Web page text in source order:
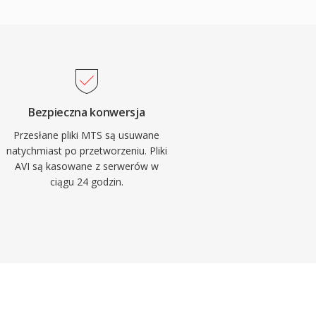
Bezpieczna konwersja
Przesłane pliki MTS są usuwane
natychmiast po przetworzeniu. Pliki
AVI są kasowane z serwerów w
ciągu 24 godzin.